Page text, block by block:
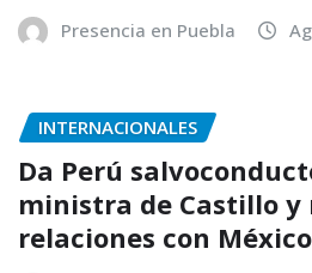
Presencia en Puebla
INTERNACIONALES
Da Perú
ministra de Castillo y
relaciones con México